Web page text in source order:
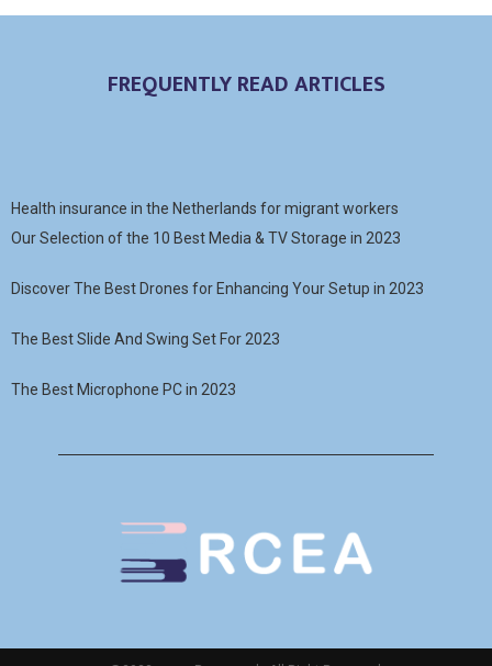
FREQUENTLY READ ARTICLES
Health insurance in the Netherlands for migrant workers
Our Selection of the 10 Best Media & TV Storage in 2023
Discover The Best Drones for Enhancing Your Setup in 2023
The Best Slide And Swing Set For 2023
The Best Microphone PC in 2023